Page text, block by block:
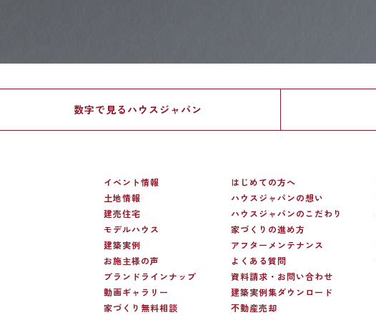
数字で見る ハウスジャパン
イベント情報
土地情報
建売住宅
モデルハウス
建築実例
お施主様の声
ブランドラインナップ
動画ギャラリー
家づくり無料相談
はじめての方へ
ハウスジャパンの想い
ハウスジャパンのこだわり
家づくりの進め方
アフターメンテナンス
よくある質問
資料請求・お問い合わせ
建築実例集ダウンロード
不動産売却